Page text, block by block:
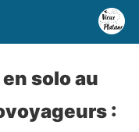
solo au
: